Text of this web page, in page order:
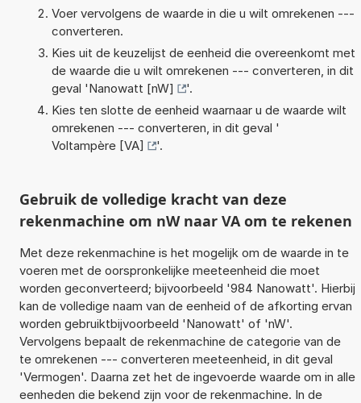
Voer vervolgens de waarde in die u wilt omrekenen ---
converteren.
Kies uit de keuzelijst de eenheid die overeenkomt met
de waarde die u wilt omrekenen --- converteren, in dit
geval 'Nanowatt [nW]
'.
Kies ten slotte de eenheid waarnaar u de waarde wilt
omrekenen --- converteren, in dit geval '
Voltampère [VA]
'.
Gebruik de volledige kracht van deze
rekenmachine om nW naar VA om te rekenen
Met deze rekenmachine is het mogelijk om de waarde in te
voeren met de oorspronkelijke meeteenheid die moet
worden geconverteerd; bijvoorbeeld '984 Nanowatt'. Hierbij
kan de volledige naam van de eenheid of de afkorting ervan
worden gebruiktbijvoorbeeld 'Nanowatt' of 'nW'.
Vervolgens bepaalt de rekenmachine de categorie van de
te omrekenen --- converteren meeteenheid, in dit geval
'Vermogen'. Daarna zet het de ingevoerde waarde om in alle
eenheden die bekend zijn voor de rekenmachine. In de